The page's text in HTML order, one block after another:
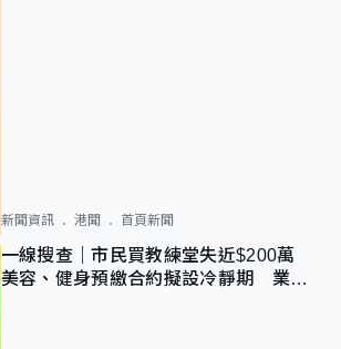
新聞資訊 港聞 首頁新聞
一線搜查｜市民買教練堂失近$200萬
美容、健身預繳合約擬設冷靜期 業界